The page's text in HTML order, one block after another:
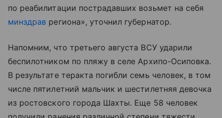
по реабилитации пострадавших возьмет на себя
минздрав региона», уточнил губернатор.
Напомним, что третьего августа ВСУ ударили
беспилотником по пляжу в селе Архипо-Осиповка.
В результате теракта погибли семь человек, в том
числе пятилетний мальчик и шестилетняя девочка
из ростовского города Шахты. Еще 58 человек